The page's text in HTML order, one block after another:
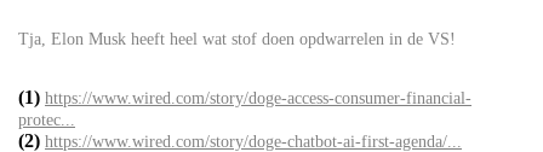
Tja, Elon Musk heeft heel wat stof doen opdwarrelen in de VS!
(1) https://www.wired.com/story/doge-access-consumer-financial-
protec...
(2) https://www.wired.com/story/doge-chatbot-ai-first-agenda/...